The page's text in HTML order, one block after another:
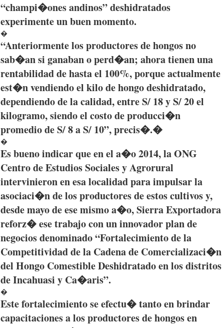
“champi�onesandinos”deshidratados
experimenteunbuenmomento.
�
“Anteriormentelosproductoresdehongosno
sab�ansi ganabanoperd�an; ahoratienenuna
rentabilidaddehastael 100%,porqueactualmente
est�nvendiendoel kilo dehongodeshidratado,
dependiendode lacalidad,entreS/ 18 y S/ 20 el
kilogramo,siendoel costodeproducci�n
promediode S/ 8 a S/ 10”,precis�.�
�
Esbuenoindicarqueen el a�o2014, laONG
Centro deEstudiosSocialesyAgrorural
intervinieronenesalocalidadparaimpulsarla
asociaci�nde losproductoresdeestoscultivosy,
desdemayo deesemismoa�o, SierraExportadora
reforz�esetrabajocon uninnovadorplan de
negociosdenominado“Fortalecimientode la
Competitividadde la Cadenade Comercializaci�n
del Hongo ComestibleDeshidratadoen losdistritos
deIncahuasi y Ca�aris”.
�
Estefortalecimientoseefectu�tantoenbrindar
capacitacionesa losproductoresdehongosen